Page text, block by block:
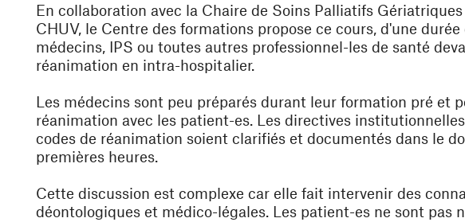
En collaboration avec la Chaire de Soins Palliatifs
CHUV, le Centre des formations propose ce cours, d'une
médecins, IPS ou toutes autres professionnel-les de santé
réanimation en intra-hospitalier.
Les médecins sont peu préparés durant leur formation pré et
réanimation avec les patient-es. Les directives
codes de réanimation soient clarifiés et documentés dans le
premières heures.
Cette discussion est complexe car elle fait intervenir des
déontologiques et médico-légales. Les patient-es ne sont pas